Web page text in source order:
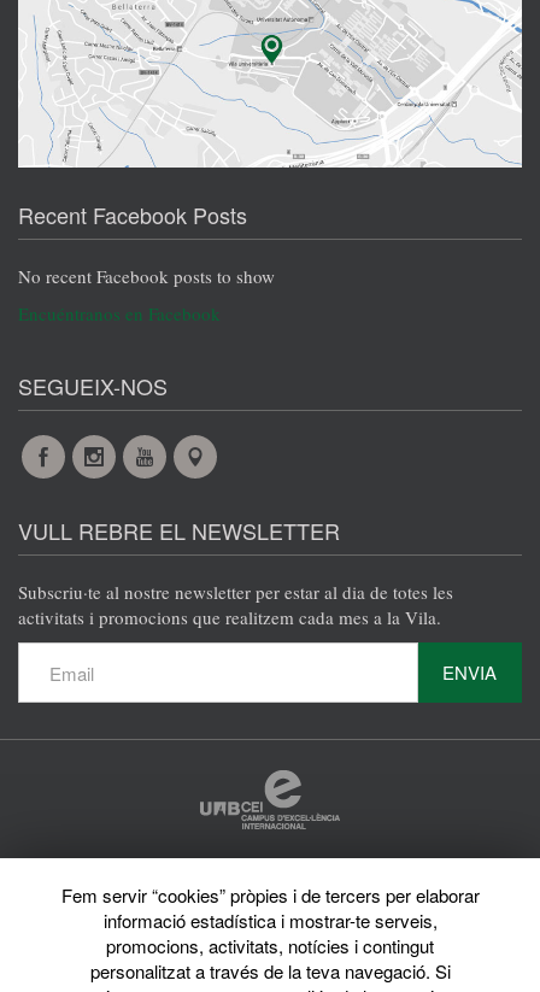
Recent Facebook Posts
No recent Facebook posts to show
Encuéntranos en Facebook
SEGUEIX-NOS
FacebookInstagram
YouTubeMaps
VULL REBRE EL NEWSLETTER
Subscriu·te al nostre newsletter per estar al dia de totes les
activitats i promocions que realitzem cada mes a la Vila.
ENVIA
Avís legal
Privacy policy
Sobre el web
Directori de la UAB
Fem servir “cookies” pròpies i de tercers per elaborar
informació estadística i mostrar-te serveis,
promocions, activitats, notícies i contingut
personalitzat a través de la teva navegació. Si